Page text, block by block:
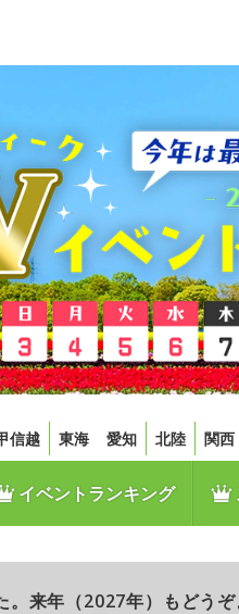
信越 東海 愛知 北陸 関西
イベントランキング
来年（2027年）もどうぞ